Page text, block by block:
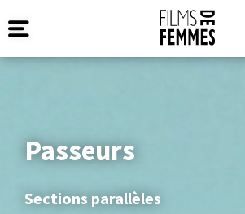
Passeurs
Sections parallèles